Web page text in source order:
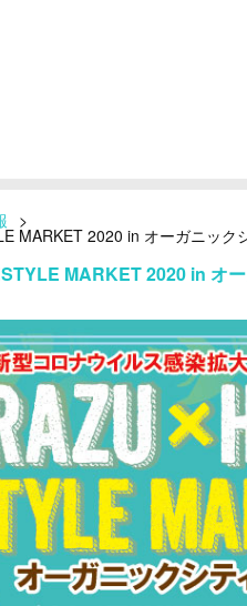
>
MARKET 2020 in オーガニック
MARKET 2020 in オ